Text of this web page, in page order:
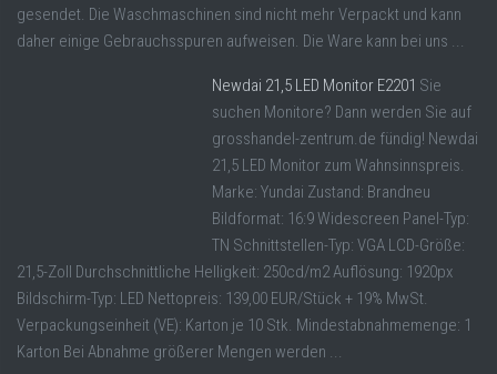
gesendet. Die Waschmaschinen sind nicht mehr Verpackt und kann
daher einige Gebrauchsspuren aufweisen. Die Ware kann bei uns ...
Newdai 21,5 LED Monitor E2201 Sie
suchen Monitore? Dann werden Sie auf
grosshandel-zentrum.de fündig! Newdai
21,5 LED Monitor zum Wahnsinnspreis.
Marke: Yundai Zustand: Brandneu
Bildformat: 16:9 Widescreen Panel-Typ:
TN Schnittstellen-Typ: VGA LCD-Größe:
21,5-Zoll Durchschnittliche Helligkeit: 250cd/m2 Auflösung: 1920px
Bildschirm-Typ: LED Nettopreis: 139,00 EUR/Stück + 19% MwSt.
Verpackungseinheit (VE): Karton je 10 Stk. Mindestabnahmemenge: 1
Karton Bei Abnahme größerer Mengen werden ...